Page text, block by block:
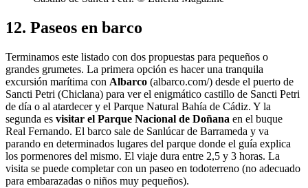
12. Paseos en barco
Terminamos este listado con dos propuestas para pequeños o
grandes grumetes. La primera opción es hacer una tranquila
excursión marítima con Albarco (albarco.com/) desde el puerto de
Sancti Petri (Chiclana) para ver el enigmático castillo de Sancti Petri
de día o al atardecer y el Parque Natural Bahía de Cádiz. Y la
segunda es visitar el Parque Nacional de Doñana en el buque
Real Fernando. El barco sale de Sanlúcar de Barrameda y va
parando en determinados lugares del parque donde el guía explica
los pormenores del mismo. El viaje dura entre 2,5 y 3 horas. La
visita se puede completar con un paseo en todoterreno (no adecuado
para embarazadas o niños muy pequeños).